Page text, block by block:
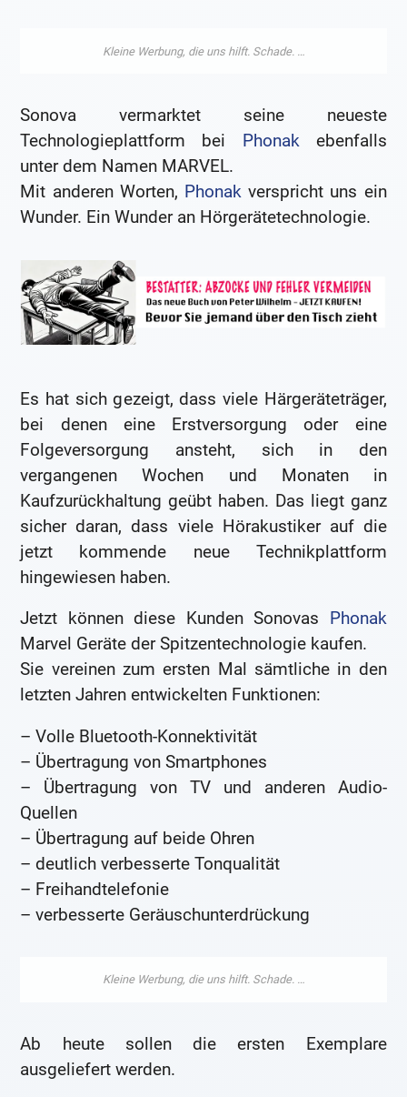
Sonova vermarktet seine neueste
Technologieplattform bei Phonakebenfalls
unter dem Namen MARVEL.
Mit anderen Worten, Phonak verspricht uns ein
Wunder. Ein Wunder an Hörgerätetechnologie.
Es hat sich gezeigt, dass viele Härgeräteträger,
bei denen eine Erstversorgung oder eine
Folgeversorgung ansteht, sich in den
vergangenen Wochen und Monaten in
Kaufzurückhaltung geübt haben. Das liegt ganz
sicher daran, dass viele Hörakustiker auf die
jetzt kommende neue Technikplattform
hingewiesen haben.
Jetzt können diese Kunden Sonovas Phonak
Marvel Geräte der Spitzentechnologie kaufen.
Sie vereinen zum ersten Mal sämtliche in den
letzten Jahren entwickelten Funktionen:
– Volle Bluetooth-Konnektivität
– Übertragung von Smartphones
– Übertragung von TV und anderen Audio-
Quellen
– Übertragung auf beide Ohren
– deutlich verbesserte Tonqualität
– Freihandtelefonie
– verbesserte Geräuschunterdrückung
Ab heute sollen die ersten Exemplare
ausgeliefert werden.